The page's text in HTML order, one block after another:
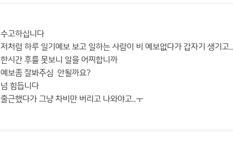
수고하십니다
저처럼 하루 일기예보 보고 일하는 사람이 비 예보없다가 갑자기 생기고..
한시간 후를 못보니 일을 어찌합니까
예보좀 잘봐주심 안될까요?
넘 힘듭니다
출근했다가 그냥 차비만 버리고 나와야고..ㅜ